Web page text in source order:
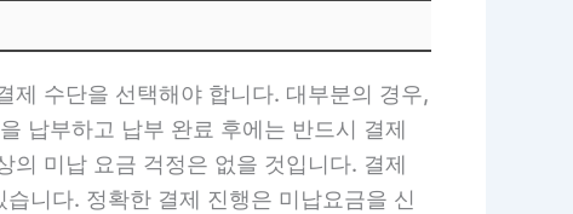
제 수단을 선택해야 합니다. 대부분의 경우,
납부하고 납부 완료 후에는 반드시 결제
미납 요금 걱정은 없을 것입니다. 결제
니다. 정확한 결제 진행은 미납요금을 신